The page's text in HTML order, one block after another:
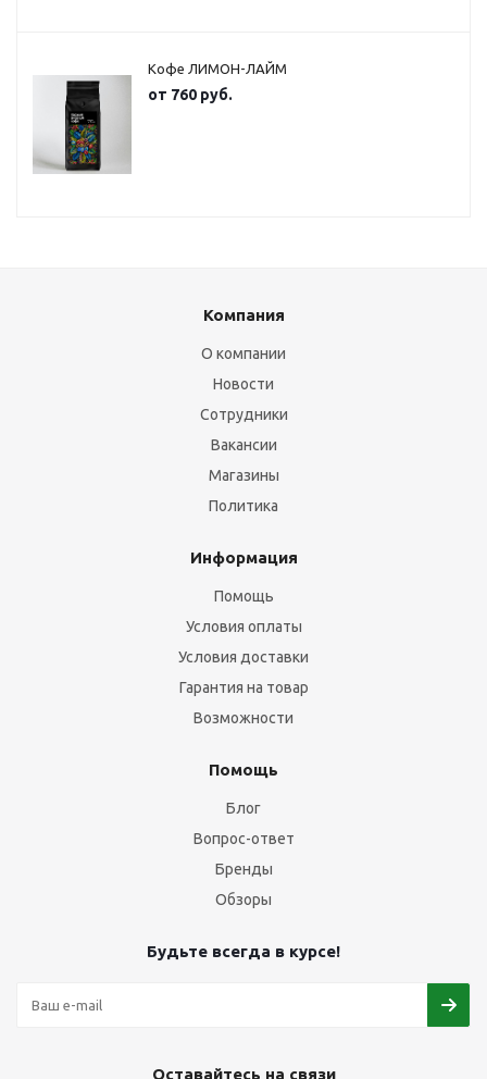
Кофе ЛИМОН-ЛАЙМ
от 760 руб.
Компания
О компании
Новости
Сотрудники
Вакансии
Магазины
Политика
Информация
Помощь
Условия оплаты
Условия доставки
Гарантия на товар
Возможности
Помощь
Блог
Вопрос-ответ
Бренды
Обзоры
Будьте всегда в курсе!
Оставайтесь на связи